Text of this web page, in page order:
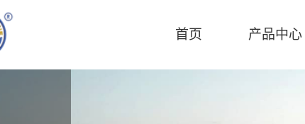
首页 产品中心